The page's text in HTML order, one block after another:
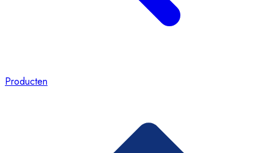
Producten